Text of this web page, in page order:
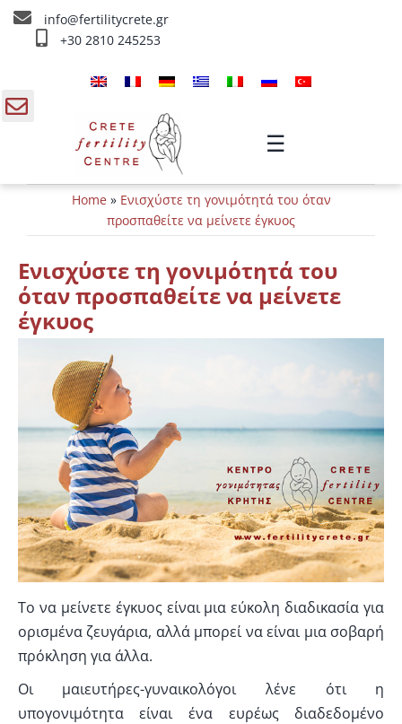
Skip
info@fertilitycrete.gr
+30 2810 245253
☰
Ποιοί είμαστε
Θεραπείες Υπογονιμότητας
Θεραπείες Αναζωογόνησης
Θεραπείες IV
Πληροφορίες
Επικοινωνία
Home» Ενισχύστε τη γονιμότητά του όταν
προσπαθείτε να μείνετε έγκυος
Ενισχύστε τη γονιμότητά του
όταν προσπαθείτε να μείνετε
έγκυος
Το να μείνετε έγκυος είναι μια εύκολη διαδικασία για
ορισμένα ζευγάρια, αλλά μπορεί να είναι μια σοβαρή
πρόκληση για άλλα.
Οι μαιευτήρες-γυναικολόγοι λένε ότι η
υπογονιμότητα είναι ένα ευρέως διαδεδομένο